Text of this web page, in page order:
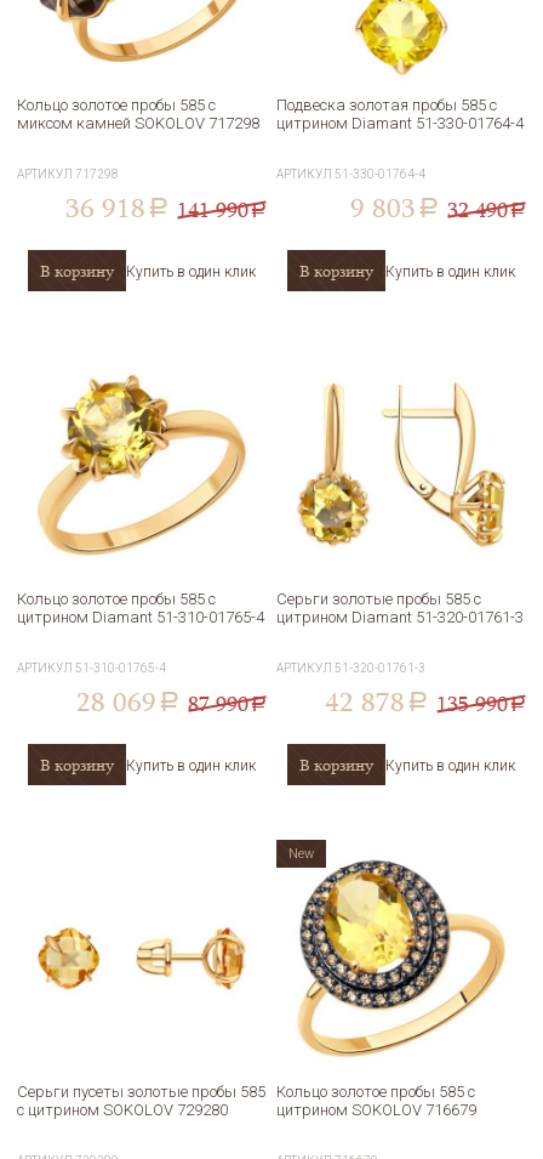
Кольцо золотое пробы 585 с
миксом камней SOKOLOV 717298
АРТИКУЛ717298
36 918 a 141 990a
В корзину Купить в один клик
Подвеска золотая пробы 585 с
цитрином Diamant 51-330-01764-4
АРТИКУЛ51-330-01764-4
9 803 a 32 490a
В корзину Купить в один клик
Кольцо золотое пробы 585 с
цитрином Diamant 51-310-01765-4
АРТИКУЛ51-310-01765-4
28 069 a 87 990a
В корзину Купить в один клик
Серьги золотые пробы 585 с
цитрином Diamant 51-320-01761-3
АРТИКУЛ51-320-01761-3
42 878 a 135 990a
В корзину Купить в один клик
Серьги пусеты золотые пробы 585
с цитрином SOKOLOV 729280
Кольцо золотое пробы 585 с
цитрином SOKOLOV 716679
New